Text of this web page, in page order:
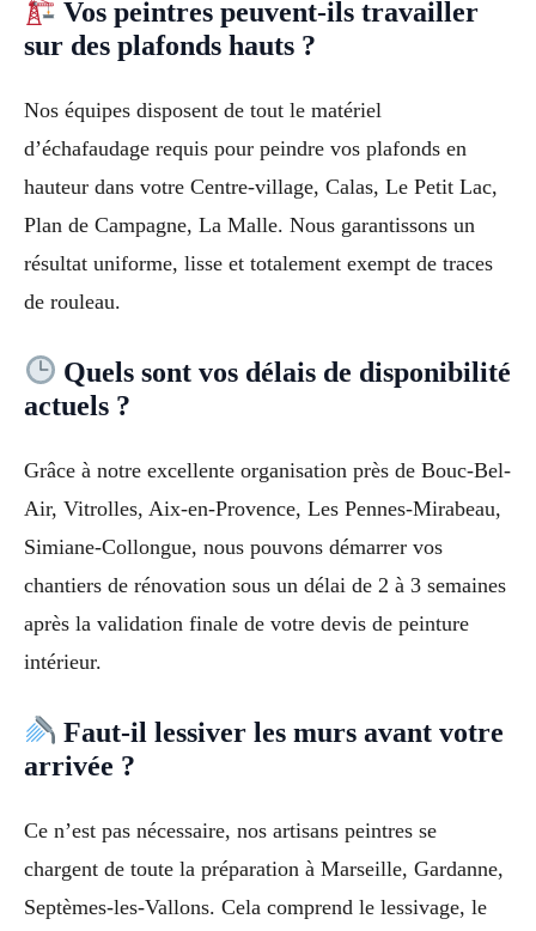
Vos peintres peuvent-ils travailler
sur des plafonds hauts ?
Nos équipes disposent de tout le matériel
d’échafaudage requis pour peindre vos plafonds en
hauteur dans votre Centre-village, Calas, Le Petit Lac,
Plan de Campagne, La Malle. Nous garantissons un
résultat uniforme, lisse et totalement exempt de traces
de rouleau.
Quels sont vos délais de disponibilité
actuels ?
Grâce à notre excellente organisation près de Bouc-Bel-
Air, Vitrolles, Aix-en-Provence, Les Pennes-Mirabeau,
Simiane-Collongue, nous pouvons démarrer vos
chantiers de rénovation sous un délai de 2 à 3 semaines
après la validation finale de votre devis de peinture
intérieur.
Faut-il lessiver les murs avant votre
arrivée ?
Ce n’est pas nécessaire, nos artisans peintres se
chargent de toute la préparation à Marseille, Gardanne,
Septèmes-les-Vallons. Cela comprend le lessivage, le